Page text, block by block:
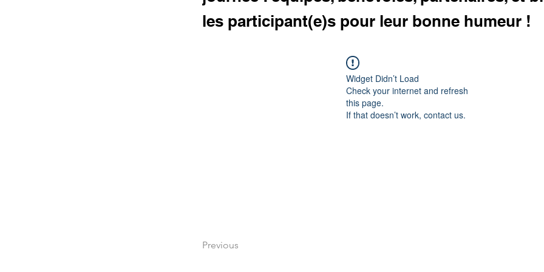
les participant(e)s pour leur bonne humeur !
Widget Didn’t Load
Check your internet and refresh
this page.
If that doesn’t work, contact us.
Previous